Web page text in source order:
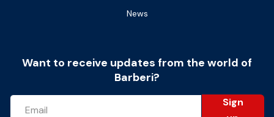
News
Want to receive updates from the world of
Barberi?
Sign